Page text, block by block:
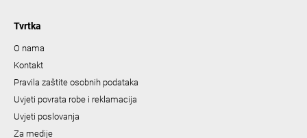
Tvrtka
O nama
Kontakt
Pravila zaštite osobnih podataka
Uvjeti povrata robe i reklamacija
Uvjeti poslovanja
Za medije